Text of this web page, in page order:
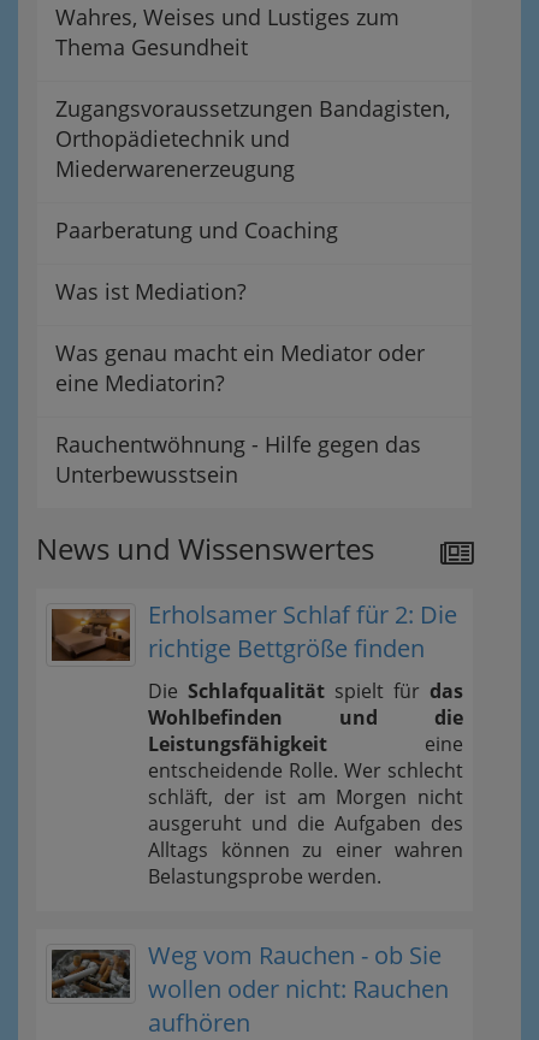
Wahres, Weises und Lustiges zum
Thema Gesundheit
Zugangsvoraussetzungen Bandagisten,
Orthopädietechnik und
Miederwarenerzeugung
Paarberatung und Coaching
Was ist Mediation?
Was genau macht ein Mediator oder
eine Mediatorin?
Rauchentwöhnung - Hilfe gegen das
Unterbewusstsein
News und Wissenswertes
Erholsamer Schlaf für 2: Die
richtige Bettgröße finden
Die Schlafqualität spielt für das
Wohlbefinden und die
Leistungsfähigkeit eine
entscheidende Rolle. Wer schlecht
schläft, der ist am Morgen nicht
ausgeruht und die Aufgaben des
Alltags können zu einer wahren
Belastungsprobe werden.
Weg vom Rauchen - ob Sie
wollen oder nicht: Rauchen
aufhören